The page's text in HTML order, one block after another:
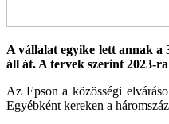
A vállalat egyike lett annak a
áll át. A tervek szerint 2023-
Az Epson a közösségi
Egyébként kereken a